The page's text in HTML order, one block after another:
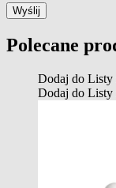
Polecane
Dodaj do Listy
Dodaj do Listy